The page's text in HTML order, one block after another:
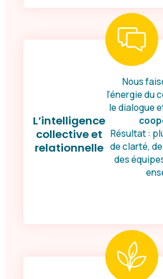
L’intelligence
collective et
relationnelle
Nous
l’énergie du
le dialogue
Résultat :
de clarté,
des